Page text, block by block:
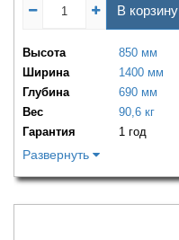
В корзину
Высота
850 мм
Ширина
1400 мм
Глубина
690 мм
Вес
90,6 кг
Гарантия
1 год
Развернуть